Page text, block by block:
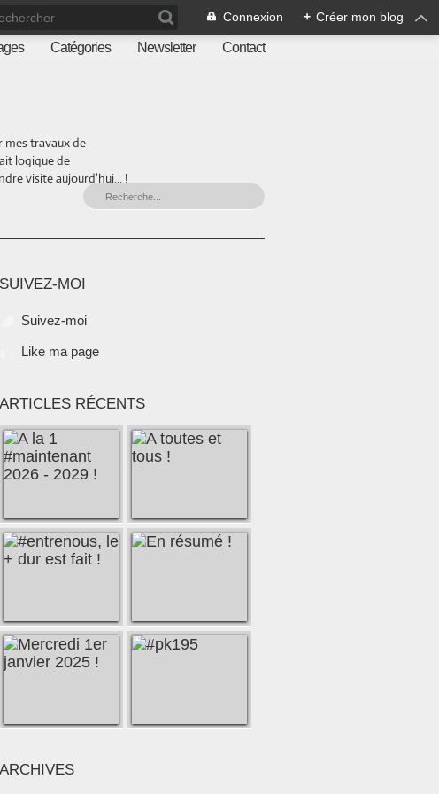
Connexion + Créer mon blog
Catégories Newsletter Contact
mes travaux de
logique de
visite aujourd'hui... !
SUIVEZ-MOI
Suivez-moi
Like ma page
ARTICLES RÉCENTS
ARCHIVES